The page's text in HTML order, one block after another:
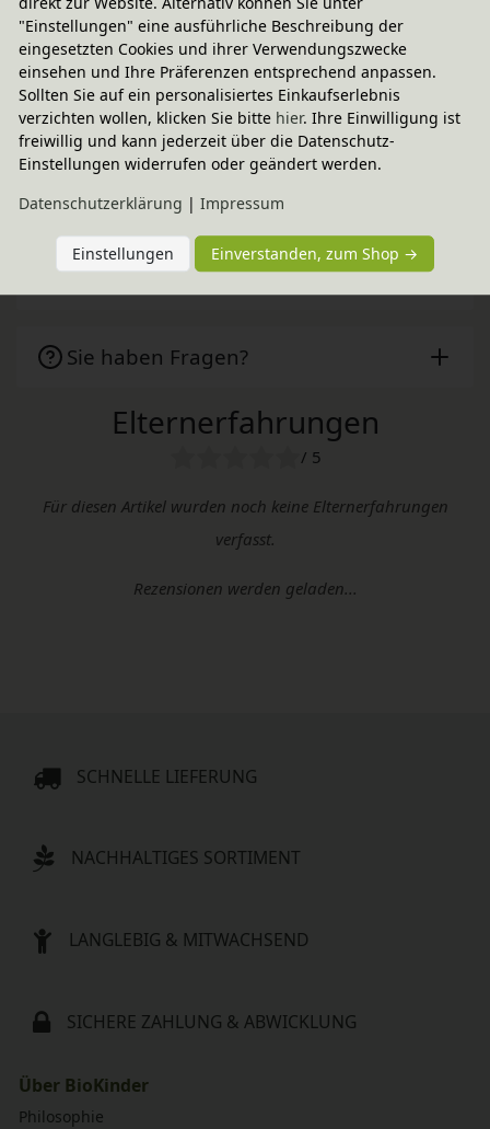
Technische Daten
BioKinder - Das gesunde Kinderzimmer
Zubehör
Pflegehinweis & Anwendung
Sie haben Fragen?
Elternerfahrungen
/ 5
Für diesen Artikel wurden noch keine Elternerfahrungen
verfasst.
Rezensionen werden geladen...
SCHNELLE LIEFERUNG
NACHHALTIGES SORTIMENT
LANGLEBIG & MITWACHSEND
SICHERE ZAHLUNG & ABWICKLUNG
Über BioKinder
Philosophie
"Einstellungen" eine ausführliche Beschreibung der
eingesetzten Cookies und ihrer Verwendungszwecke
einsehen und Ihre Präferenzen entsprechend anpassen.
Sollten Sie auf ein personalisiertes Einkaufserlebnis
verzichten wollen, klicken Sie bitte hier. Ihre Einwilligung ist
freiwillig und kann jederzeit über die Datenschutz-
Einstellungen widerrufen oder geändert werden.
Daten­schutz­erklärung | Impressum
Einstellungen Einverstanden, zum Shop →